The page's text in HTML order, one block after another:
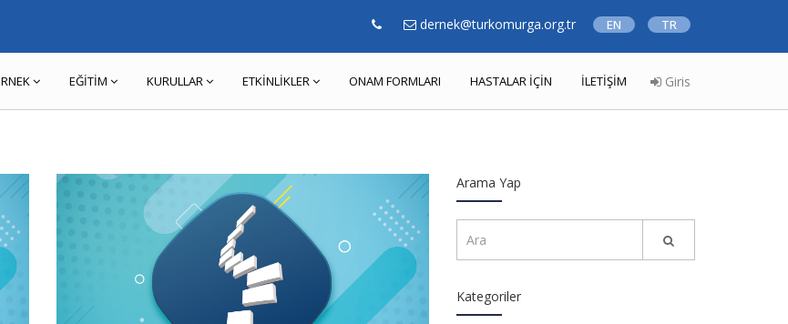
dernek@turkomurga.org.tr EN TR
Giris
EĞİTİM KURULLAR ETKİNLİKLER ONAM FORMLARI HASTALAR İÇİN İLETİŞİM
Arama Yap
Kategoriler